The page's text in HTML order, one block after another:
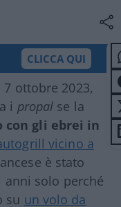
CLICCA QUI
ottobre 2023,
i propal se la
con gli ebrei in
vicino a
è stato
solo perché
su un volo da